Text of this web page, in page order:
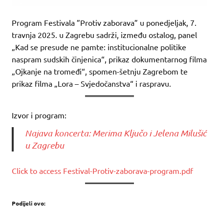
Program Festivala ”Protiv zaborava” u ponedjeljak, 7.
travnja 2025. u Zagrebu sadrži, između ostalog, panel
„Kad se presude ne pamte: institucionalne politike
naspram sudskih činjenica“, prikaz dokumentarnog filma
„Ojkanje na tromeđi“, spomen-šetnju Zagrebom te
prikaz filma „Lora – Svjedočanstva“ i raspravu.
Izvor i program:
Najava koncerta: Merima Ključo i Jelena Milušić
u Zagrebu
Click to access Festival-Protiv-zaborava-program.pdf
Podijeli ovo: